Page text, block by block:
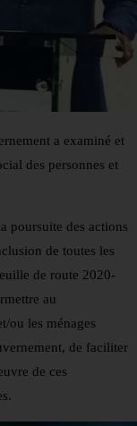
a examiné et
des personnes et
poursuite des actions
de toutes les
de route 2020-
au
ou les ménages
de faciliter
de ces